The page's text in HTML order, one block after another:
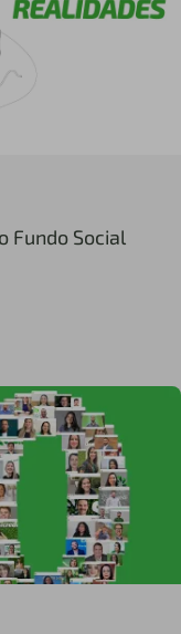
Fundo Social